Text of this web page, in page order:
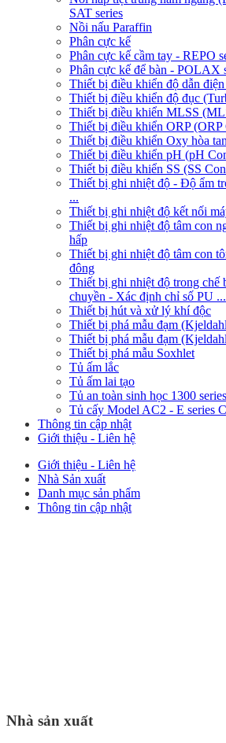
SAT series
Nồi nấu Paraffin
Phân cực kế
Phân cực kế cầm tay - REPO
Phân cực kế để bàn - POLAX
Thiết bị điều khiển độ dẫn
Thiết bị điều khiển độ đục
Thiết bị điều khiển MLSS
Thiết bị điều khiển ORP (ORP
Thiết bị điều khiển Oxy hòa
Thiết bị điều khiển pH (pH
Thiết bị điều khiển SS (SS
Thiết bị ghi nhiệt độ - Độ ẩm
...
Thiết bị ghi nhiệt độ kết nối
Thiết bị ghi nhiệt độ tâm con
hấp
Thiết bị ghi nhiệt độ tâm con
đông
Thiết bị ghi nhiệt độ trong chế
chuyền - Xác định chỉ số PU ...
Thiết bị hút và xử lý khí độc
Thiết bị phá mẫu đạm
Thiết bị phá mẫu đạm
Thiết bị phá mẫu Soxhlet
Tủ ấm lắc
Tủ ấm lai tạo
Tủ an toàn sinh học 1300
Tủ cấy Model AC2 - E series
Thông tin cập nhật
Giới thiệu - Liên hệ
Giới thiệu - Liên hệ
Nhà Sản xuất
Danh mục sản phẩm
Thông tin cập nhật
Nhà sản xuất